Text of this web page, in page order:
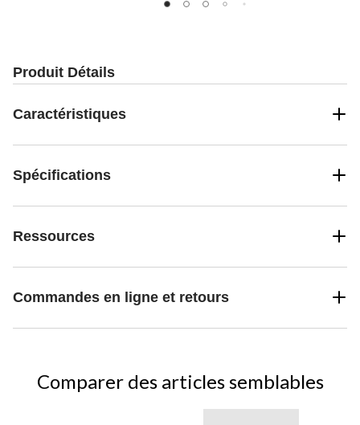
Produit Détails
Caractéristiques
Spécifications
Ressources
Commandes en ligne et retours
Comparer des articles semblables